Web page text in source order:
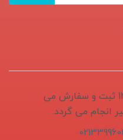
از تاریخ 1405/04/13 تا 1405/04/16 ثبت و سفارش می